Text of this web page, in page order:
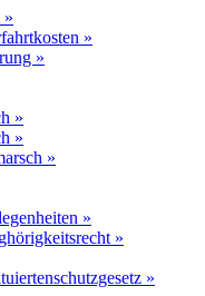
»
»
»
»
»
»
»
»
»